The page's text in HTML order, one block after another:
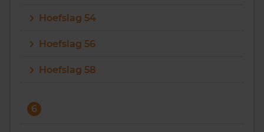
Hoefslag 54
Hoefslag 56
Hoefslag 58
6